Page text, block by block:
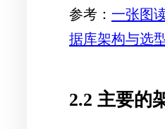
参考： 一张图
据库架构与选
2.2 主要的